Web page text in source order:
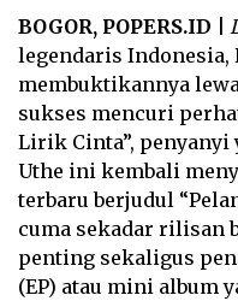
BOGOR, POPERS.ID |
legendaris Indonesia,
membuktikannya
sukses mencuri
Lirik Cinta”, penyanyi
Uthe ini kembali
terbaru berjudul
cuma sekadar rilisan
penting sekaligus
(EP) atau mini album